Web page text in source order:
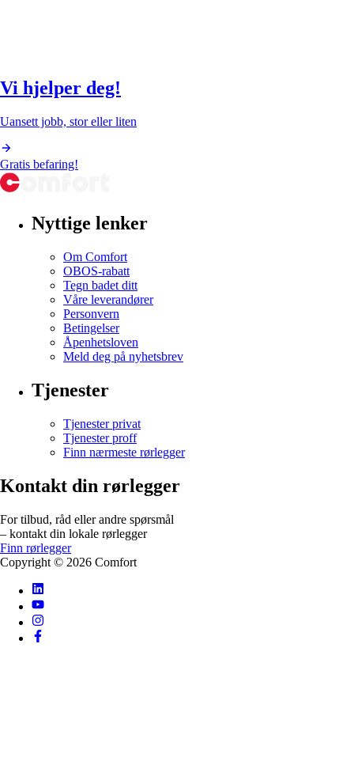
Vi hjelper deg!
Uansett jobb, stor eller liten
Gratis befaring!
Nyttige lenker
Om Comfort
OBOS-rabatt
Tegn badet ditt
Våre leverandører
Personvern
Betingelser
Åpenhetsloven
Meld deg på nyhetsbrev
Tjenester
Tjenester privat
Tjenester proff
Finn nærmeste rørlegger
Kontakt din rørlegger
For tilbud, råd eller andre spørsmål
– kontakt din lokale rørlegger
Finn rørlegger
Copyright © 2026 Comfort